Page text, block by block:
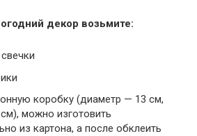
декор возьмите:
коробку (диаметр — 13 см,
можно изготовить
из картона, а после обклеить